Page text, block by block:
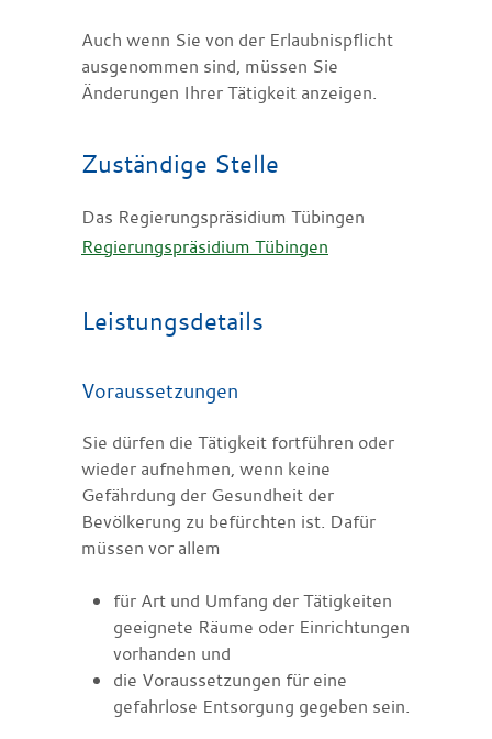
Auch wenn Sie von der Erlaubnispflicht
ausgenommen sind, müssen Sie
Änderungen Ihrer Tätigkeit anzeigen.
Zuständige Stelle
Das Regierungspräsidium Tübingen
Regierungspräsidium Tübingen
Leistungsdetails
Voraussetzungen
Sie dürfen die Tätigkeit fortführen oder
wieder aufnehmen, wenn keine
Gefährdung der Gesundheit der
Bevölkerung zu befürchten ist. Dafür
müssen vor allem
für Art und Umfang der Tätigkeiten
geeignete Räume oder Einrichtungen
vorhanden und
die Voraussetzungen für eine
gefahrlose Entsorgung gegeben sein.